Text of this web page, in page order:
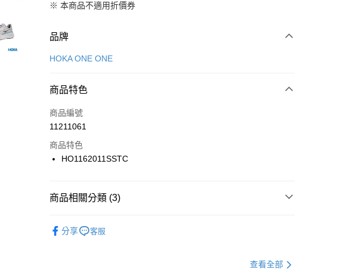
※ 本商品不適用折價券
品牌
HOKA ONE ONE
商品特色
商品編號
11211061
商品特色
HO1162011SSTC
商品相關分類 (3)
分享 客服
查看全部